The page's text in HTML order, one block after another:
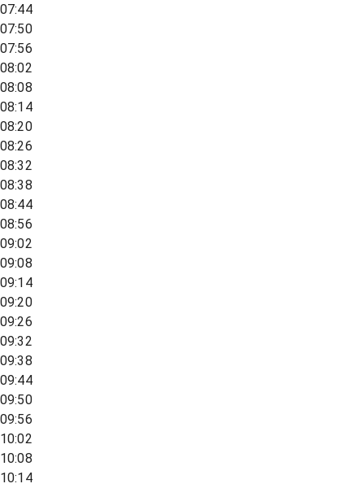
07:44
07:50
07:56
08:02
08:08
08:14
08:20
08:26
08:32
08:38
08:44
08:56
09:02
09:08
09:14
09:20
09:26
09:32
09:38
09:44
09:50
09:56
10:02
10:08
10:14